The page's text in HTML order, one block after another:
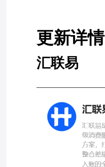
更新详情
汇联易